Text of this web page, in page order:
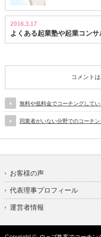
2016.3.17
よくある起業塾や起業コンサ
コメント
無料や低料金でコーチングして
同業者がいない分野でのコーチ
お客様の声
代表理事プロフィール
運営者情報